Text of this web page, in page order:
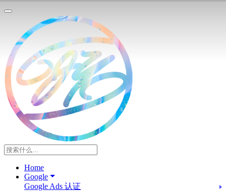
Home
Google
Google Ads 认证